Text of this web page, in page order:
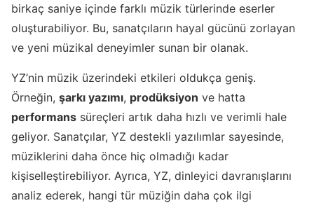
birkaç saniye içinde farklı müzik türlerinde eserler
oluşturabiliyor. Bu, sanatçıların hayal gücünü zorlayan
ve yeni müzikal deneyimler sunan bir olanak.
YZ’nin müzik üzerindeki etkileri oldukça geniş.
Örneğin, şarkı yazımı, prodüksiyon ve hatta
performans süreçleri artık daha hızlı ve verimli hale
geliyor. Sanatçılar, YZ destekli yazılımlar sayesinde,
müziklerini daha önce hiç olmadığı kadar
kişiselleştirebiliyor. Ayrıca, YZ, dinleyici davranışlarını
analiz ederek, hangi tür müziğin daha çok ilgi